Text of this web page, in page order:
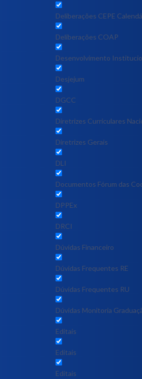
Deliberações CEPE
Deliberações COAP
Desenvolvimento
Desjejum
DGCC
Diretrizes Curriculares
Diretrizes Gerais
DLI
Documentos Fórum das
DPPEx
DRCI
Dúvidas Financeiro
Dúvidas Frequentes RE
Dúvidas Frequentes RU
Dúvidas Monitoria
Editais
Editais
Editais